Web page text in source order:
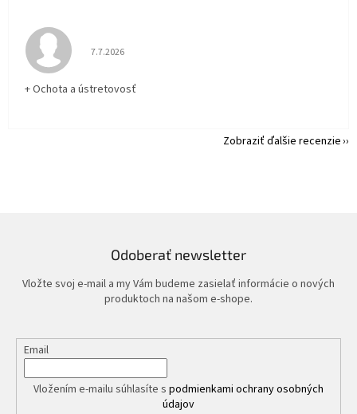
Hodnotenie obchodu je 5 z 5 hviezdičiek.
7.7.2026
+ Ochota a ústretovosť
Zobraziť ďalšie recenzie
Odoberať newsletter
Vložte svoj e-mail a my Vám budeme zasielať informácie o nových
produktoch na našom e-shope.
Email
Vložením e-mailu súhlasíte s podmienkami ochrany osobných
údajov